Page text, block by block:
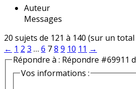
Auteur
Messages
20 sujets de 121 à 140 (sur un total
← 1 2 3 … 6 78 9 10 11 →
Répondre à : Répondre #69911
Vos informations :